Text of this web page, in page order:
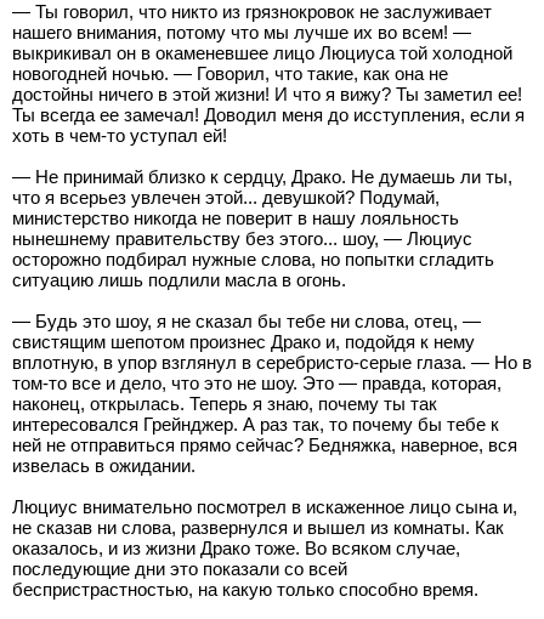
— Ты говорил, что никто из грязнокровок не заслуживает
нашего внимания, потому что мы лучше их во всем! —
выкрикивал он в окаменевшее лицо Люциуса той холодной
новогодней ночью. — Говорил, что такие, как она не
достойны ничего в этой жизни! И что я вижу? Ты заметил ее!
Ты всегда ее замечал! Доводил меня до исступления, если я
хоть в чем-то уступал ей!
— Не принимай близко к сердцу, Драко. Не думаешь ли ты,
что я всерьез увлечен этой... девушкой? Подумай,
министерство никогда не поверит в нашу лояльность
нынешнему правительству без этого... шоу, — Люциус
осторожно подбирал нужные слова, но попытки сгладить
ситуацию лишь подлили масла в огонь.
— Будь это шоу, я не сказал бы тебе ни слова, отец, —
свистящим шепотом произнес Драко и, подойдя к нему
вплотную, в упор взглянул в серебристо-серые глаза. — Но в
том-то все и дело, что это не шоу. Это — правда, которая,
наконец, открылась. Теперь я знаю, почему ты так
интересовался Грейнджер. А раз так, то почему бы тебе к
ней не отправиться прямо сейчас? Бедняжка, наверное, вся
извелась в ожидании.
Люциус внимательно посмотрел в искаженное лицо сына и,
не сказав ни слова, развернулся и вышел из комнаты. Как
оказалось, и из жизни Драко тоже. Во всяком случае,
последующие дни это показали со всей
беспристрастностью, на какую только способно время.